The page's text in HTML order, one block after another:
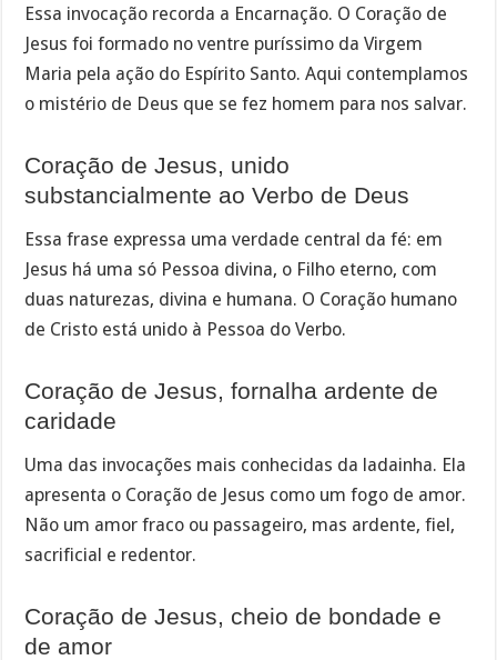
Essa invocação recorda a Encarnação. O Coração de
Jesus foi formado no ventre puríssimo da Virgem
Maria pela ação do Espírito Santo. Aqui contemplamos
o mistério de Deus que se fez homem para nos salvar.
Coração de Jesus, unido
substancialmente ao Verbo de Deus
Essa frase expressa uma verdade central da fé: em
Jesus há uma só Pessoa divina, o Filho eterno, com
duas naturezas, divina e humana. O Coração humano
de Cristo está unido à Pessoa do Verbo.
Coração de Jesus, fornalha ardente de
caridade
Uma das invocações mais conhecidas da ladainha. Ela
apresenta o Coração de Jesus como um fogo de amor.
Não um amor fraco ou passageiro, mas ardente, fiel,
sacrificial e redentor.
Coração de Jesus, cheio de bondade e
de amor